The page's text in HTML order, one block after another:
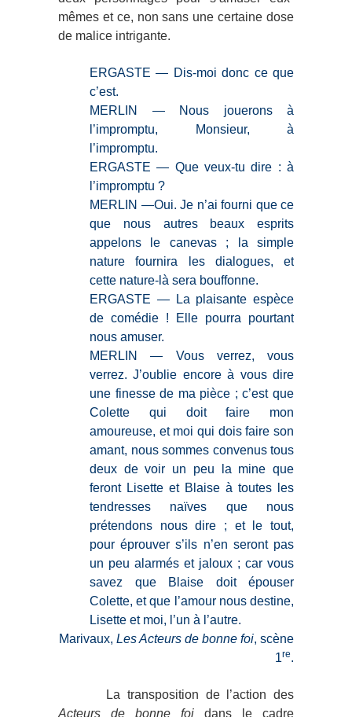
mêmes et ce, non sans une certaine dose
de malice intrigante.
ERGASTE — Dis-moi donc ce que
c’est.
MERLIN — Nous jouerons à
l’impromptu, Monsieur, à
l’impromptu.
ERGASTE — Que veux-tu dire : à
l’impromptu ?
MERLIN —Oui. Je n’ai fourni que ce
que nous autres beaux esprits
appelons le canevas ; la simple
nature fournira les dialogues, et
cette nature-là sera bouffonne.
ERGASTE — La plaisante espèce
de comédie ! Elle pourra pourtant
nous amuser.
MERLIN — Vous verrez, vous
verrez. J’oublie encore à vous dire
une finesse de ma pièce ; c’est que
Colette qui doit faire mon
amoureuse, et moi qui dois faire son
amant, nous sommes convenus tous
deux de voir un peu la mine que
feront Lisette et Blaise à toutes les
tendresses naïves que nous
prétendons nous dire ; et le tout,
pour éprouver s’ils n’en seront pas
un peu alarmés et jaloux ; car vous
savez que Blaise doit épouser
Colette, et que l’amour nous destine,
Lisette et moi, l’un à l’autre.
Marivaux, Les Acteurs de bonne foi, scène
1re.
La transposition de l’action des
Acteurs de bonne foi dans le cadre